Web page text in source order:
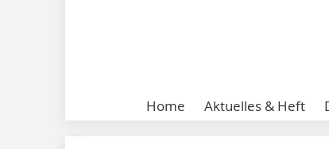
Home Aktuelles & Heft